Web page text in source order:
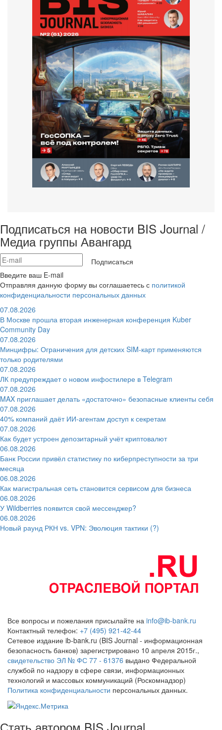
Подписаться на новости BIS Journal /
Медиа группы Авангард
Подписаться
Введите ваш E-mail
Отправляя данную форму вы соглашаетесь с политикой
конфиденциальности персональных данных
07.08.2026
В Москве прошла вторая инженерная конференция Kuber
Community Day
07.08.2026
Минцифры: Ограничения для детских SIM-карт применяются
только родителями
07.08.2026
ЛК предупреждает о новом инфостилере в Telegram
07.08.2026
MAX приглашает делать «достаточно» безопасные клиенты себя
07.08.2026
40% компаний даёт ИИ‑агентам доступ к секретам
07.08.2026
Как будет устроен депозитарный учёт криптовалют
06.08.2026
Банк России привёл статистику по киберпреступности за три
месяца
06.08.2026
Как магистральная сеть становится сервисом для бизнеса
06.08.2026
У Wildberries появится свой мессенджер?
06.08.2026
Новый раунд РКН vs. VPN: Эволюция тактики (?)
Все вопросы и пожелания присылайте на info@ib-bank.ru
Контактный телефон: +7 (495) 921-42-44
Сетевое издание ib-bank.ru (BIS Journal - информационная
безопасность банков) зарегистрировано 10 апреля 2015г.,
свидетельство ЭЛ № ФС 77 - 61376 выдано Федеральной
службой по надзору в сфере связи, информационных
технологий и массовых коммуникаций (Роскомнадзор)
Политика конфиденциальности персональных данных.